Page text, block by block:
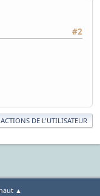
#2
ACTIONS DE L'UTILISATEUR
▲